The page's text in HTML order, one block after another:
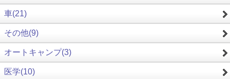
車(21)
その他(9)
オートキャンプ(3)
医学(10)